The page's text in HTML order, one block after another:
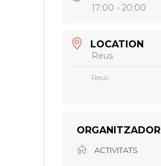
17:00 - 20:00
LOCATION
Reus
Reus
ORGANITZADOR
ACTIVITATS